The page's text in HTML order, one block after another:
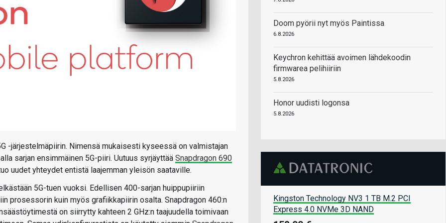
-järjestelmäpiirin. Nimensä mukaisesti kyseessä on valmistajan
sarjan ensimmäinen 5G-piiri. Uutuus syrjäyttää Snapdragon 690
uudet yhteydet entistä laajemman yleisön saataville.
5G-tuen vuoksi. Edellisen 400-sarjan huippupiiriin
prosessorin kuin myös grafiikkapiirin osalta. Snapdragon 460:n
on siirrytty kahteen 2 GHz:n taajuudella toimivaan
Doom pyörii nyt myös Paintissa
6.8.2026
Keychron kehittää avoimen lähdekoodin
firmwarea pelihiiriin
5.8.2026
Honor uudisti logonsa
5.8.2026
Kingston Technology NV3 1 TB M.2 PCI
Express 4.0 NVMe 3D NAND